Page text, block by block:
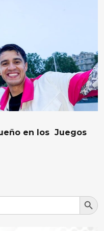
en los Juegos
Search